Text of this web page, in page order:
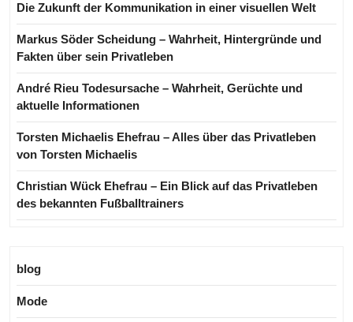
Die Zukunft der Kommunikation in einer visuellen Welt
Markus Söder Scheidung – Wahrheit, Hintergründe und
Fakten über sein Privatleben
André Rieu Todesursache – Wahrheit, Gerüchte und
aktuelle Informationen
Torsten Michaelis Ehefrau – Alles über das Privatleben
von Torsten Michaelis
Christian Wück Ehefrau – Ein Blick auf das Privatleben
des bekannten Fußballtrainers
blog
Mode